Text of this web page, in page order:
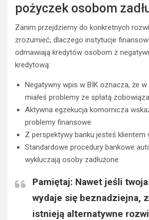
pożyczek osobom
Zanim przejdziemy do konkretnych
zrozumieć, dlaczego instytucje
odmawiają kredytów osobom z
kredytową:
Negatywny wpis w BIK oznacza, że w
miałeś problemy ze spłatą
Aktywna egzekucja komornicza
problemy finansowe
Z perspektywy banku jesteś klientem
Standardowe procedury bankowe
wykluczają osoby zadłużone
Pamiętaj: Nawet jeśli
wydaje się beznadziejna,
istnieją alternatywne